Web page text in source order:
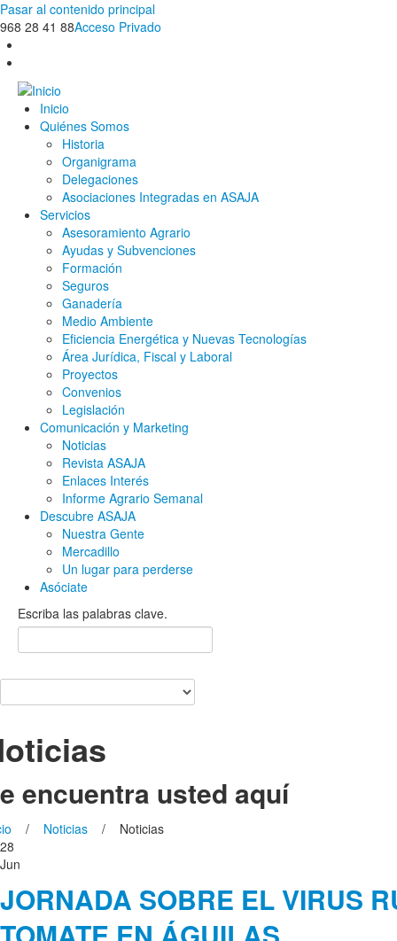
Pasar al contenido principal
968 28 41 88Acceso Privado
Inicio
Quiénes Somos
Historia
Organigrama
Delegaciones
Asociaciones Integradas en ASAJA
Servicios
Asesoramiento Agrario
Ayudas y Subvenciones
Formación
Seguros
Ganadería
Medio Ambiente
Eficiencia Energética y Nuevas Tecnologías
Área Jurídica, Fiscal y Laboral
Proyectos
Convenios
Legislación
Comunicación y Marketing
Noticias
Revista ASAJA
Enlaces Interés
Informe Agrario Semanal
Descubre ASAJA
Nuestra Gente
Mercadillo
Un lugar para perderse
Asóciate
Escriba las palabras clave.
encuentra usted aquí
/ Noticias / Noticias
28
Jun
JORNADA SOBRE EL VIRUS